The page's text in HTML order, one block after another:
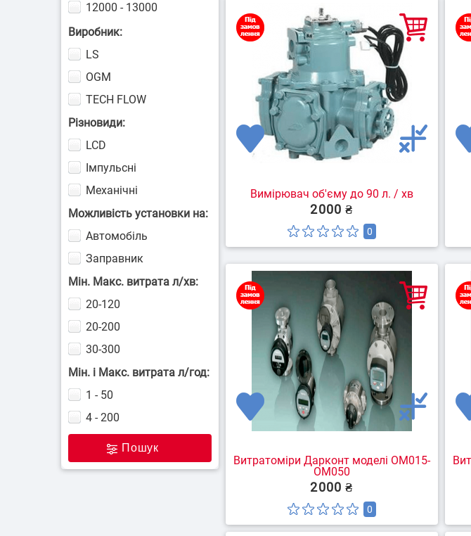
Підземний транспорт Контроль
Контроль дорожньої
техніки
Контроль
12000 - 13000
25000 - 26000
Виробник:
LS
OGM
TECH FLOW
Різновиди:
LCD
Імпульсні
Механічні
Можливість установки на:
Автомобіль
Заправник
Мін. Макс. витрата л/хв:
20-120
20-200
30-300
Мін. і Макс. витрата л/год:
1 - 50
4 - 200
Пошук
Вимірювач об'єму до 90 л. / хв
2000 ₴
0
Витратоміри Дарконт моделі ОМ015-
OM050
2000 ₴
0